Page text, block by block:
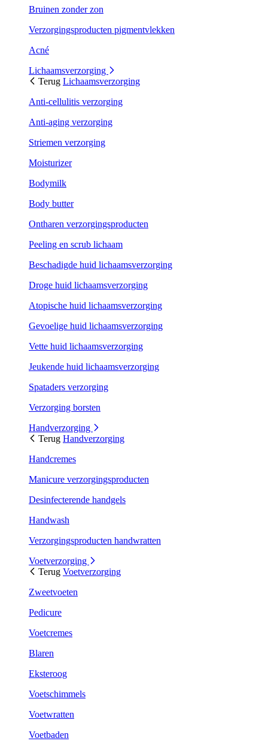
Bruinen zonder zon
Verzorgingsproducten pigmentvlekken
Acné
Lichaamsverzorging
Terug Lichaamsverzorging
Anti-cellulitis verzorging
Anti-aging verzorging
Striemen verzorging
Moisturizer
Bodymilk
Body butter
Ontharen verzorgingsproducten
Peeling en scrub lichaam
Beschadigde huid lichaamsverzorging
Droge huid lichaamsverzorging
Atopische huid lichaamsverzorging
Gevoelige huid lichaamsverzorging
Vette huid lichaamsverzorging
Jeukende huid lichaamsverzorging
Spataders verzorging
Verzorging borsten
Handverzorging
Terug Handverzorging
Handcremes
Manicure verzorgingsproducten
Desinfecterende handgels
Handwash
Verzorgingsproducten handwratten
Voetverzorging
Terug Voetverzorging
Zweetvoeten
Pedicure
Voetcremes
Blaren
Eksteroog
Voetschimmels
Voetwratten
Voetbaden